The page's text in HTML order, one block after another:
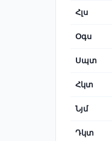
Հլս
Օգս
Սպտ
Հկտ
Նյմ
Դկտ